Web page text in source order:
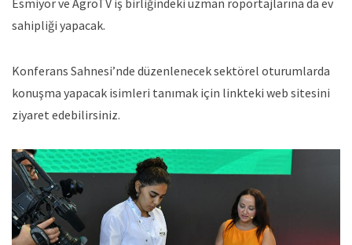
sahipliği yapacak.
Konferans Sahnesi’nde düzenlenecek sektörel oturumlarda
konuşma yapacak isimleri tanımak için linkteki web sitesini
ziyaret edebilirsiniz.